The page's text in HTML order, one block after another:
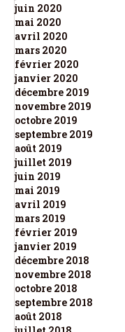
juin 2020
mai 2020
avril 2020
mars 2020
février 2020
janvier 2020
décembre 2019
novembre 2019
octobre 2019
septembre 2019
août 2019
juillet 2019
juin 2019
mai 2019
avril 2019
mars 2019
février 2019
janvier 2019
décembre 2018
novembre 2018
octobre 2018
septembre 2018
août 2018